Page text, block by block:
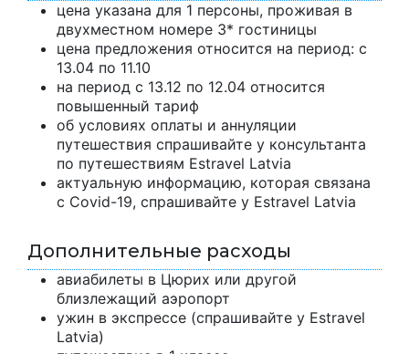
цена указана для 1 персоны, проживая в
двухместном номере 3* гостиницы
цена предложения относится на период: с
13.04 по 11.10
на период с 13.12 по 12.04 относится
повышенный тариф
об условиях оплаты и аннуляции
путешествия спрашивайте у консультанта
по путешествиям Estravel Latvia
актуальную информацию, которая связана
с Covid-19, спрашивайте у Estravel Latvia
Дополнительные расходы
авиабилеты в Цюрих или другой
близлежащий аэропорт
ужин в экспрессе (спрашивайте у Estravel
Latvia)